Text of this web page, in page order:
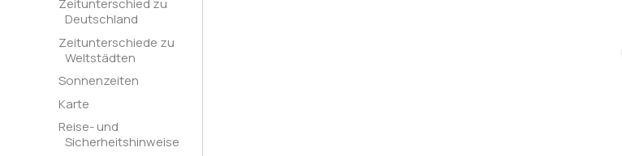
Zeitunterschied zu
Deutschland
Zeitunterschiede zu
Weltstädten
Sonnenzeiten
Karte
Reise- und
Sicherheitshinweise